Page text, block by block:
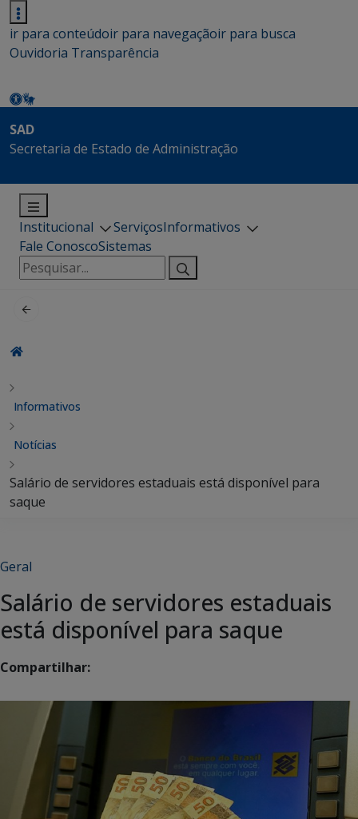
ir para conteúdoir para navegaçãoir para busca
Ouvidoria Transparência
SAD
Secretaria de Estado de Administração
Institucional ServiçosInformativos
Fale ConoscoSistemas
Pesquisar
por:
Informativos
Notícias
Salário de servidores estaduais está disponível para
saque
Geral
Salário de servidores estaduais
está disponível para saque
Compartilhar: